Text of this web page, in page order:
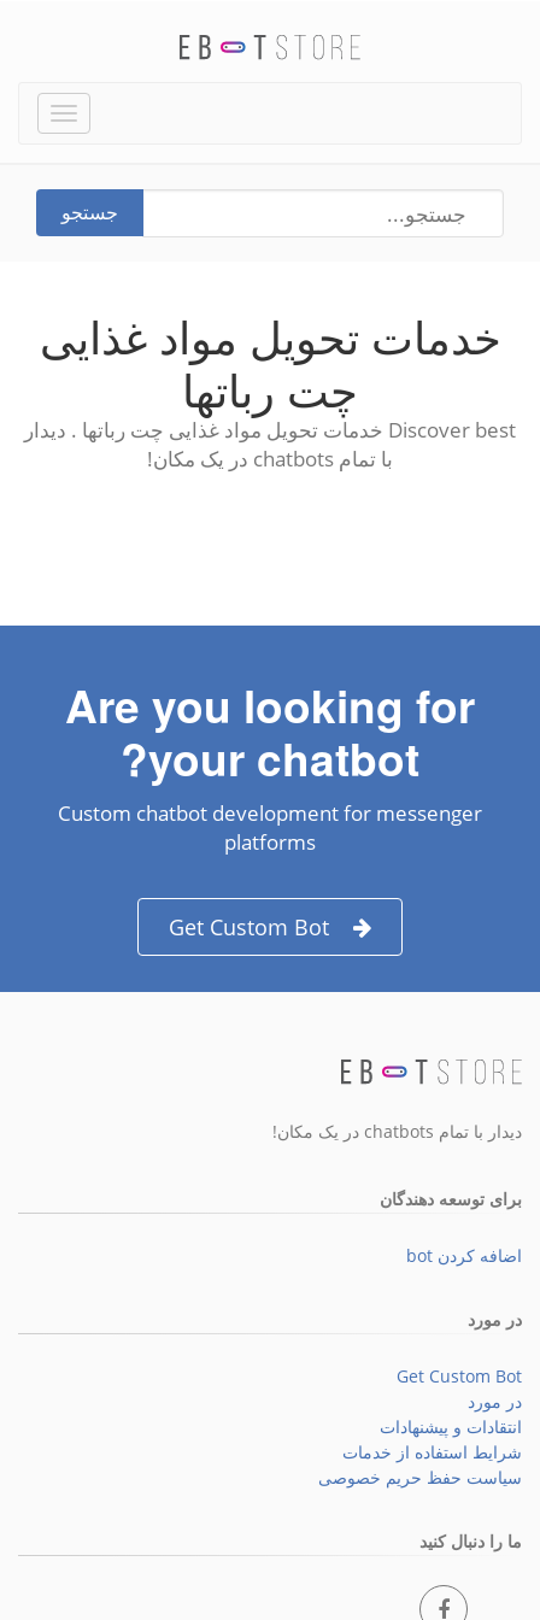
Toggle
جستجو
خدمات تحویل مواد غذایی
چت رباتها
Discover best خدمات تحویل مواد غذایی چت رباتها . دیدار
با تمام chatbots در یک مکان!
Are you looking for
your chatbot?
Custom chatbot development for messenger
platforms
Get Custom Bot
دیدار با تمام chatbots در یک مکان!
برای توسعه دهندگان
اضافه کردن bot
در مورد
Get Custom Bot
در مورد
انتقادات و پیشنهادات
شرایط استفاده از خدمات
سیاست حفظ حریم خصوصی
ما را دنبال کنید